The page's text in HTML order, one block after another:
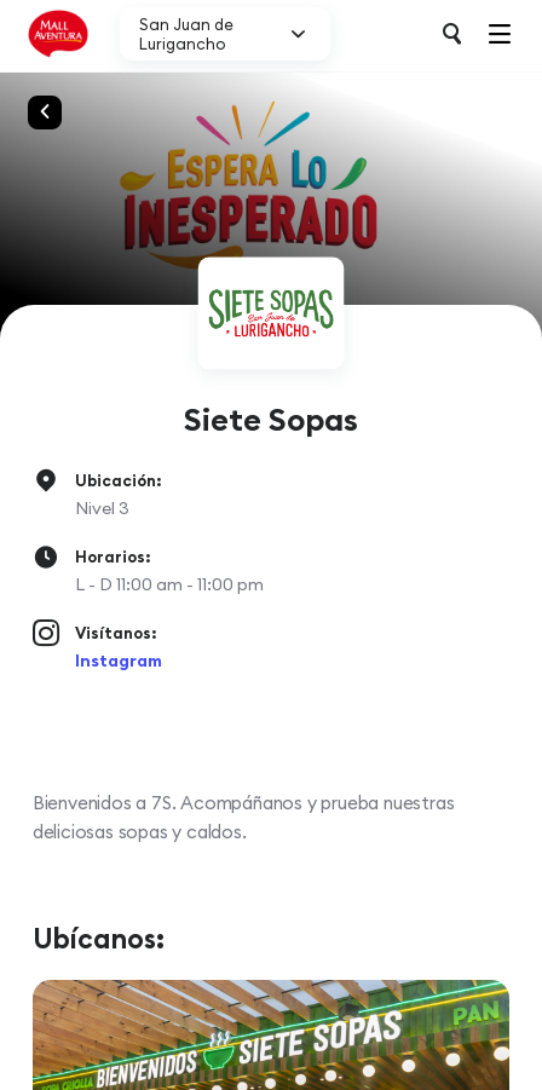
San Juan de
Lurigancho
Siete Sopas
Ubicación:
Nivel 3
Horarios:
L - D 11:00 am - 11:00 pm
Visítanos:
Instagram
Bienvenidos a 7S. Acompáñanos y prueba nuestras
deliciosas sopas y caldos.
Ubícanos: